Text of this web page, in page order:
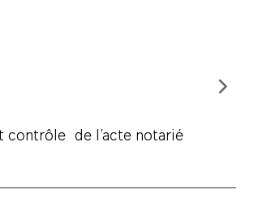
contrôle de l’acte notarié